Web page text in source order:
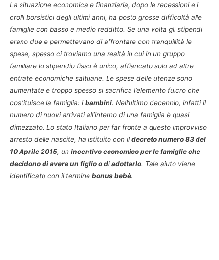
La situazione economica e finanziaria, dopo le recessioni e i
crolli borsistici degli ultimi anni, ha posto grosse difficoltà alle
famiglie con basso e medio redditto. Se una volta gli stipendi
erano due e permettevano di affrontare con tranquillità le
spese, spesso ci troviamo una realtà in cui in un gruppo
familiare lo stipendio fisso è unico, affiancato solo ad altre
entrate economiche saltuarie. Le spese delle utenze sono
aumentate e troppo spesso si sacrifica l’elemento fulcro che
costituisce la famiglia: ibambini. Nell’ultimo decennio, infatti il
numero di nuovi arrivati all’interno di una famiglia è quasi
dimezzato. Lo stato Italiano per far fronte a questo improvviso
arresto delle nascite, ha istituito con ildecreto numero 83 del
10 Aprile 2015, un incentivo economico per le famiglie che
decidono di avere un figlio o di adottarlo. Tale aiuto viene
identificato con il termine bonus bebè.